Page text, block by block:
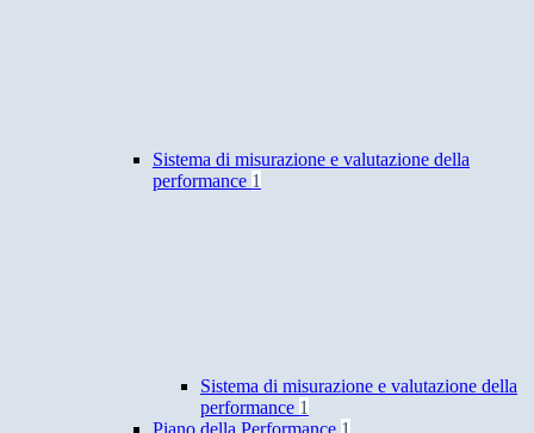
Sistema di misurazione e valutazione della
performance 1
Sistema di misurazione e valutazione della
performance 1